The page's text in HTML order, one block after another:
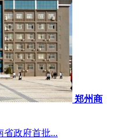
郑州商
政府首批...